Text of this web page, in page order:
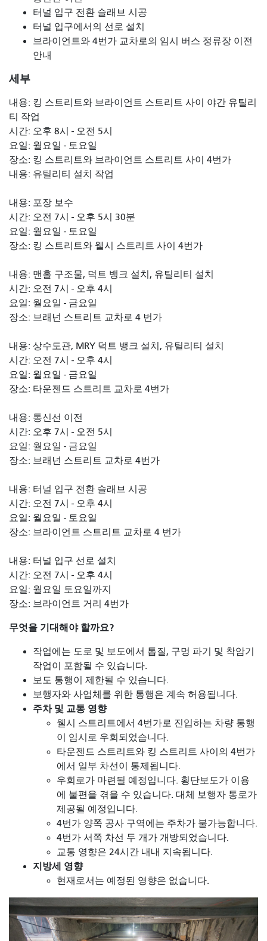
터널 입구 전환 슬래브 시공
터널 입구에서의 선로 설치
브라이언트와 4번가 교차로의 임시 버스 정류장 이전
안내
세부
내용: 킹 스트리트와 브라이언트 스트리트 사이 야간 유틸리
티 작업
시간: 오후 8시 - 오전 5시
요일: 월요일 - 토요일
장소: 킹 스트리트와 브라이언트 스트리트 사이 4번가
내용: 유틸리티 설치 작업
내용: 포장 보수
시간: 오전 7시 - 오후 5시 30분
요일: 월요일 - 토요일
장소: 킹 스트리트와 웰시 스트리트 사이 4번가
내용: 맨홀 구조물, 덕트 뱅크 설치, 유틸리티 설치
시간: 오전 7시 - 오후 4시
요일: 월요일 - 금요일
장소: 브래넌 스트리트 교차로 4 번가
내용: 상수도관, MRY 덕트 뱅크 설치, 유틸리티 설치
시간: 오전 7시 - 오후 4시
요일: 월요일 - 금요일
장소: 타운젠드 스트리트 교차로 4번가
내용: 통신선 이전
시간: 오후 7시 - 오전 5시
요일: 월요일 - 금요일
장소: 브래넌 스트리트 교차로 4번가
내용: 터널 입구 전환 슬래브 시공
시간: 오전 7시 - 오후 4시
요일: 월요일 - 토요일
장소: 브라이언트 스트리트 교차로 4 번가
내용: 터널 입구 선로 설치
시간: 오전 7시 - 오후 4시
요일: 월요일 토요일까지
장소: 브라이언트 거리 4번가
무엇을 기대해야 할까요?
작업에는 도로 및 보도에서 톱질, 구멍 파기 및 착암기
작업이 포함될 수 있습니다.
보도 통행이 제한될 수 있습니다.
보행자와 사업체를 위한 통행은 계속 허용됩니다.
주차 및 교통 영향
웰시 스트리트에서 4번가로 진입하는 차량 통행
이 임시로 우회되었습니다.
타운젠드 스트리트와 킹 스트리트 사이의 4번가
에서 일부 차선이 통제됩니다.
우회로가 마련될 예정입니다. 횡단보도가 이용
에 불편을 겪을 수 있습니다. 대체 보행자 통로가
제공될 예정입니다.
4번가 양쪽 공사 구역에는 주차가 불가능합니다.
4번가 서쪽 차선 두 개가 개방되었습니다.
교통 영향은 24시간 내내 지속됩니다.
지방세 영향
현재로서는 예정된 영향은 없습니다.